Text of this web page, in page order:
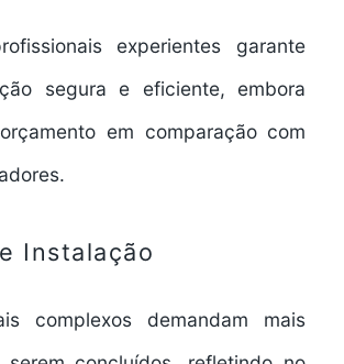
experientes garante
segura e eficiente, embora
em comparação com
Instalação
complexos demandam mais